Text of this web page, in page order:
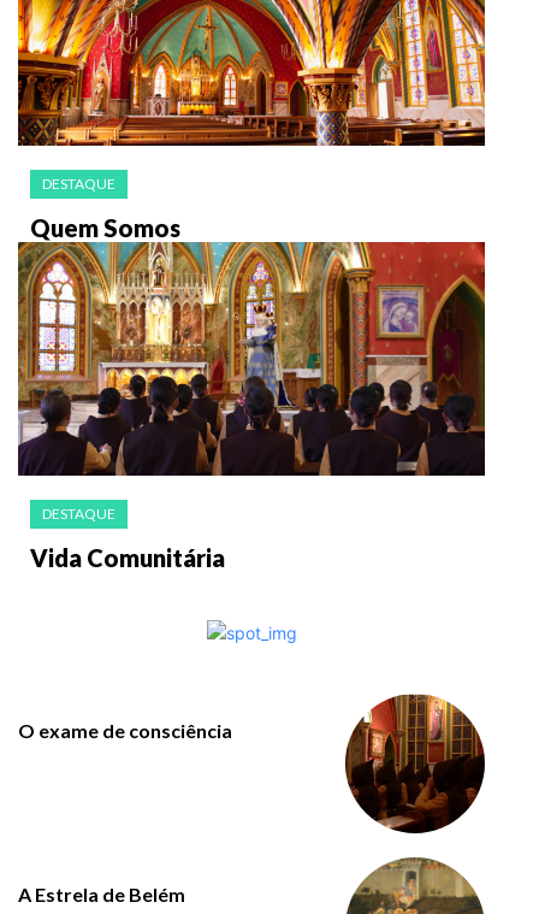
DESTAQUE
Quem Somos
DESTAQUE
Vida Comunitária
O exame de consciência
A Estrela de Belém